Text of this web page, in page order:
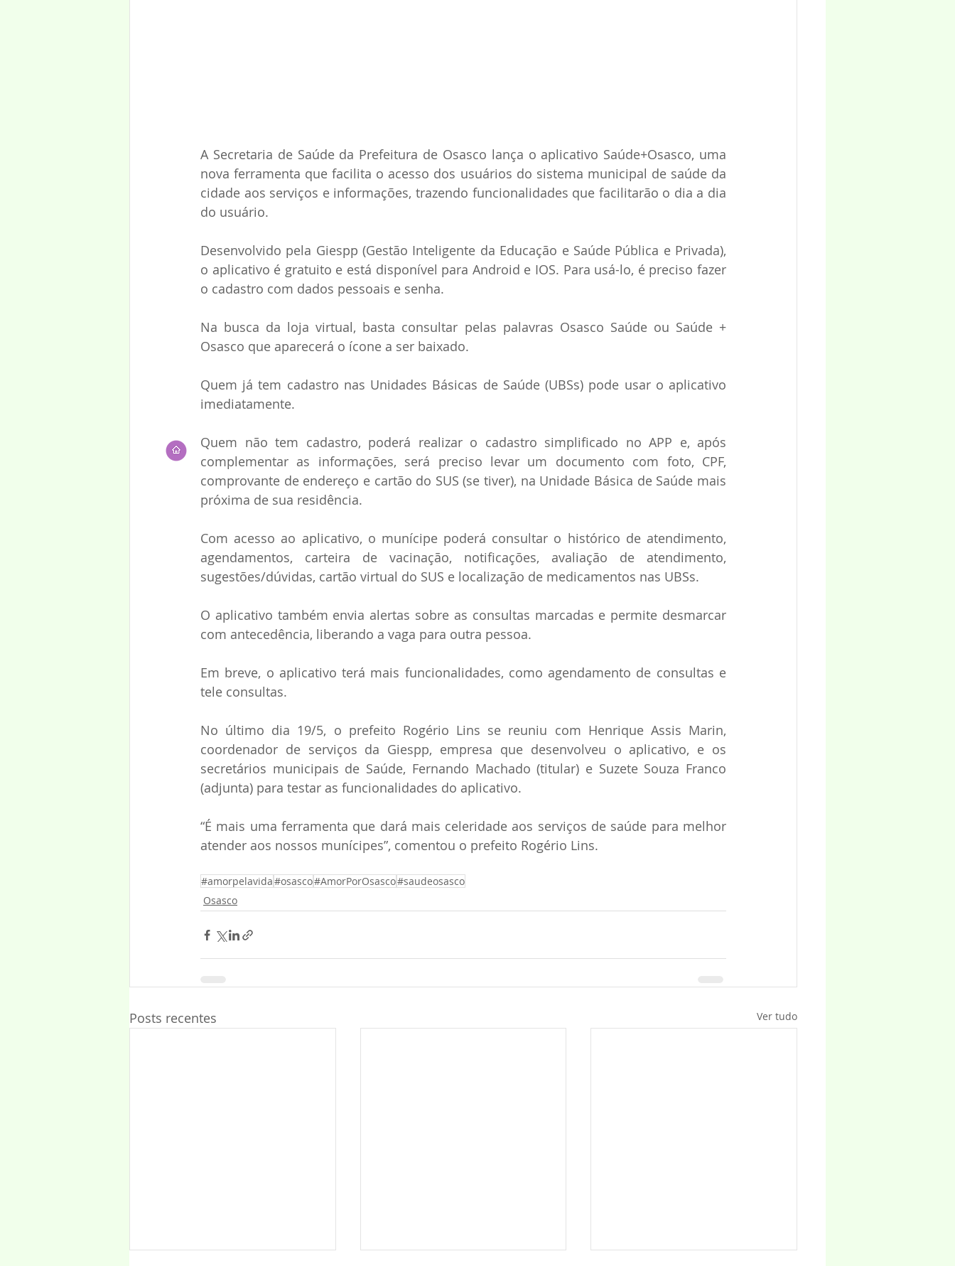
A Secretaria de Saúde da Prefeitura de Osasco lança o aplicativo Saúde+Osasco, uma
nova ferramenta que facilita o acesso dos usuários do sistema municipal de saúde da
cidade aos serviços e informações, trazendo funcionalidades que facilitarão o dia a dia
do usuário.
Desenvolvido pela Giespp (
o aplicativo é gratuito e está disponível para Android e IOS. Para usá-lo, é preciso fazer
o cadastro com dados pessoais e senha.
Na busca da loja virtual, basta consultar pelas palavras Osasco Saúde ou Saúde +
Osasco que aparecerá o ícone a ser baixado.
Quem já tem cadastro nas Unidades Básicas de Saúde (UBSs) pode usar o aplicativo
imediatamente.
Quem não tem cadastro, poderá realizar o cadastro simplificado no APP e, após
complementar as informações, será preciso levar um documento com foto, CPF,
comprovante de endereço e cartão do SUS (se tiver), na Unidade Básica de Saúde mais
próxima de sua residência.
Com acesso ao aplicativo, o munícipe poderá consultar o histórico de atendimento,
agendamentos, carteira de vacinação, notificações, avaliação de atendimento,
sugestões/dúvidas, cartão virtual do SUS e localização de medicamentos nas UBSs.
O aplicativo também envia alertas sobre as consultas marcadas e permite desmarcar
com antecedência, liberando a vaga para outra pessoa.
Em breve, o aplicativo terá mais funcionalidades, como agendamento de consultas e
tele consultas.
No último dia 19/5, o prefeito Rogério Lins se reuniu com Henrique Assis Marin,
coordenador de serviços da Giespp, empresa que desenvolveu o aplicativo, e os
secretários municipais de Saúde, Fernando Machado (titular) e Suzete Souza Franco
(adjunta) para testar as funcionalidades do aplicativo.
“É mais uma ferramenta que dará mais celeridade aos serviços de saúde para melhor
atender aos nossos munícipes”, comentou o prefeito Rogério Lins.
#amorpelavida#osasco#AmorPorOsasco#saudeosasco
Osasco
Posts recentes Ver tudo